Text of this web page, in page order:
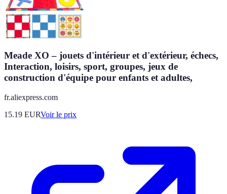
Meade XO – jouets d'intérieur et d'extérieur, échecs,
Interaction, loisirs, sport, groupes, jeux de
construction d'équipe pour enfants et adultes,
fr.aliexpress.com
15.19 EURVoir le prix